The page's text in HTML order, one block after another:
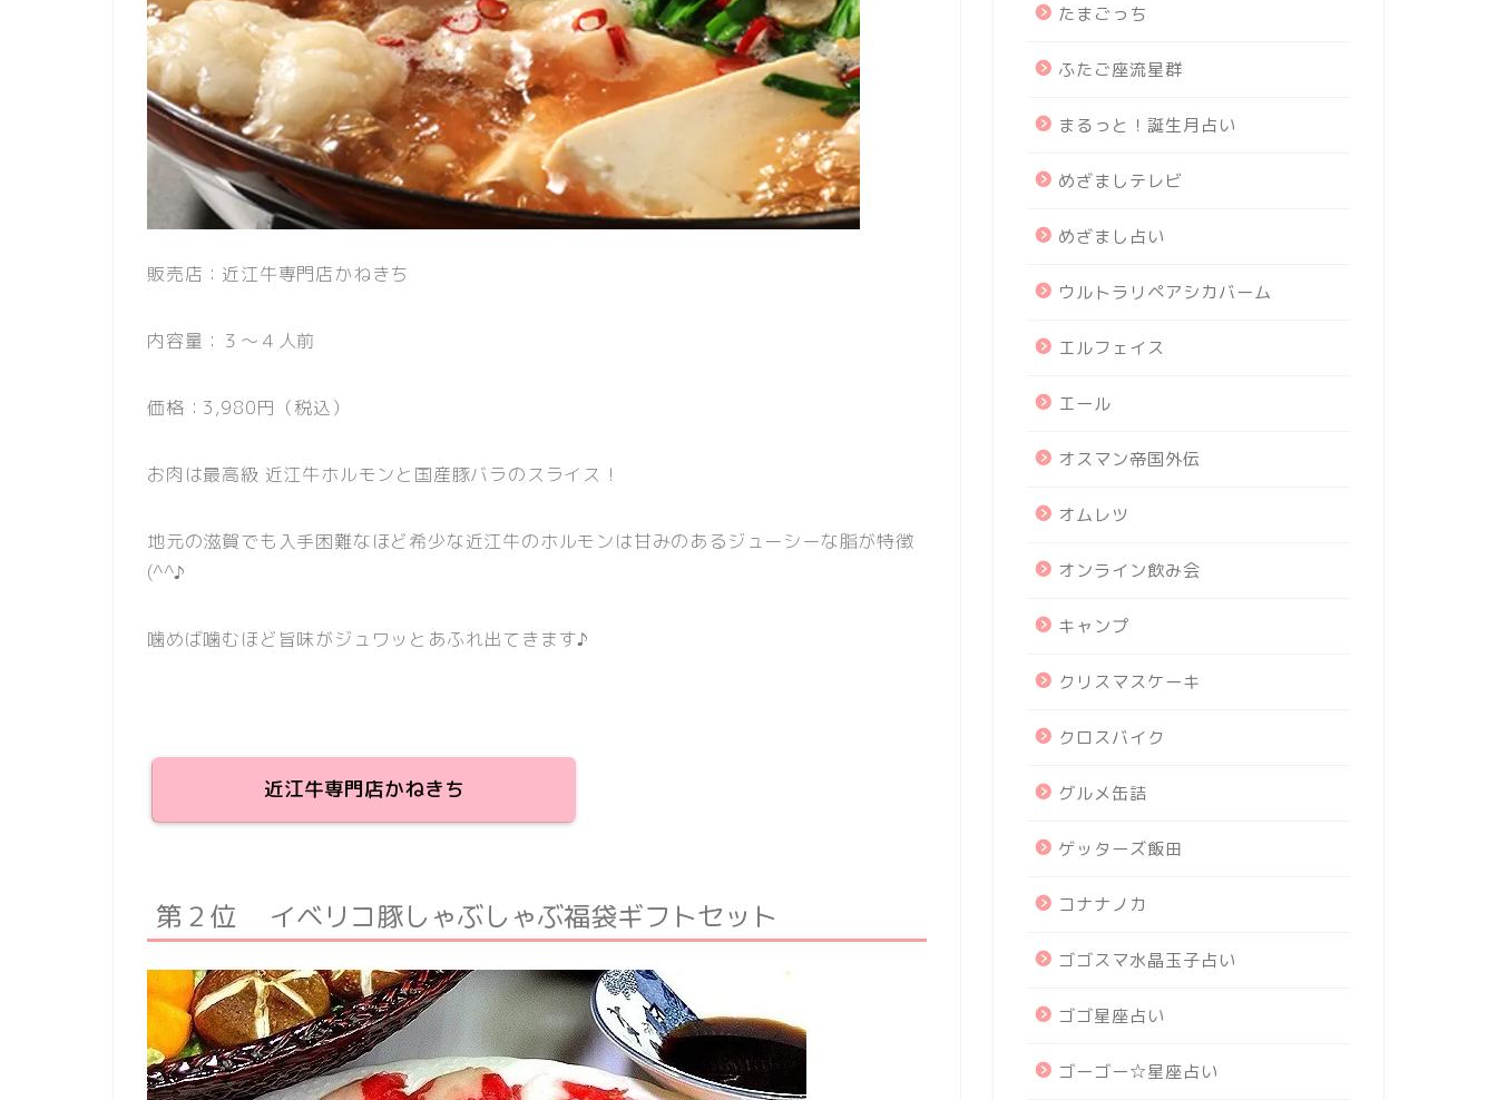
販売店：近江牛専門店かねきち
内容量：３～４人前
価格：3,980円（税込）
お肉は最高級 近江牛ホルモンと国産豚バラのスライス！
地元の滋賀でも入手困難なほど希少な近江牛のホルモンは甘みのあるジューシーな脂が特徴
(^^♪
噛めば噛むほど旨味がジュワッとあふれ出てきます♪
近江牛専門店かねきち
第２位 イベリコ豚しゃぶしゃぶ福袋ギフトセット
たまごっち
ふたご座流星群
まるっと！誕生月占い
めざましテレビ
めざまし占い
ウルトラリペアシカバーム
エルフェイス
エール
オスマン帝国外伝
オムレツ
オンライン飲み会
キャンプ
クリスマスケーキ
クロスバイク
グルメ缶詰
ゲッターズ飯田
コナナノカ
ゴゴスマ水晶玉子占い
ゴゴ星座占い
ゴーゴー☆星座占い